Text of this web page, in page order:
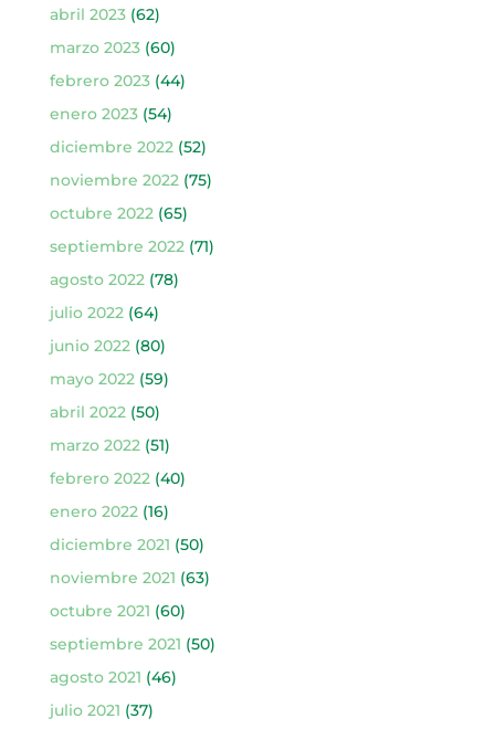
abril 2023(62)
marzo 2023(60)
febrero 2023(44)
enero 2023(54)
diciembre 2022 (52)
noviembre 2022 (75)
octubre 2022 (65)
septiembre 2022 (71)
agosto 2022 (78)
julio 2022 (64)
junio 2022 (80)
mayo 2022 (59)
abril 2022 (50)
marzo 2022 (51)
febrero 2022 (40)
enero 2022 (16)
diciembre 2021 (50)
noviembre 2021 (63)
octubre 2021 (60)
septiembre 2021 (50)
agosto 2021 (46)
julio 2021 (37)